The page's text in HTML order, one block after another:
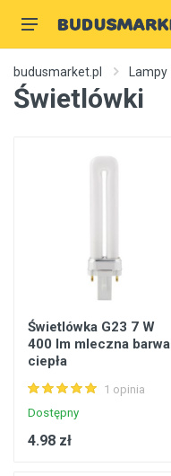
budusmarket.pl Lampy
Świetlówki
Świetlówka G23 7 W
400 lm mleczna barwa
ciepła
1 opinia
Dostępny
4.98 zł